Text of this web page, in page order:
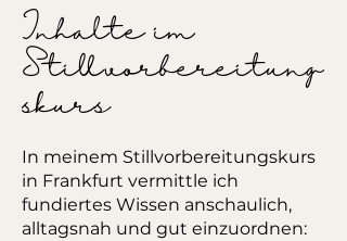
Inhalte im
Stillvorbereitung
skurs
In meinem Stillvorbereitungskurs
in Frankfurt vermittle ich
fundiertes Wissen anschaulich,
alltagsnah und gut einzuordnen: